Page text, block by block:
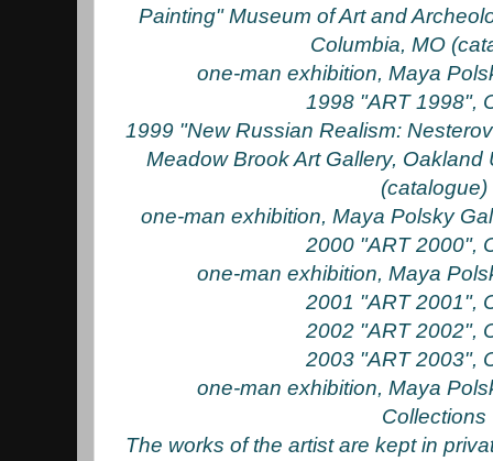
Painting" Museum of Art and
Columbia, MO
one-man exhibition, Maya
1998 "ART 1998",
1999 "New Russian Realism:
Meadow Brook Art Gallery, Oakland
(catalogue)
one-man exhibition, Maya Polsky
2000 "ART 2000",
one-man exhibition, Maya
2001 "ART 2001",
2002 "ART 2002",
2003 "ART 2003",
one-man exhibition, Maya
Collections
The works of the artist are kept in